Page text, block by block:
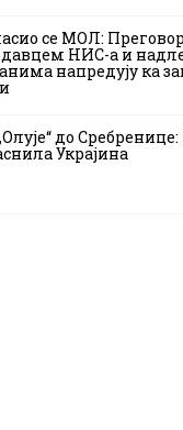
се МОЛ:
НИС-а и
напредују ка
до Сребренице:
Украјина